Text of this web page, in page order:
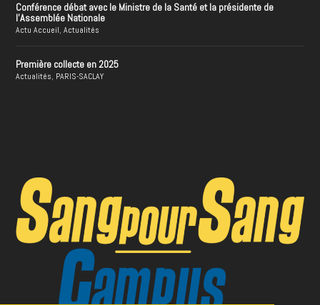
Conférence débat avec le Ministre de la Santé et la présidente de
l’Assemblée Nationale
Actu Accueil,Actualités
Première collecte en 2025
Actualités, PARIS-SACLAY